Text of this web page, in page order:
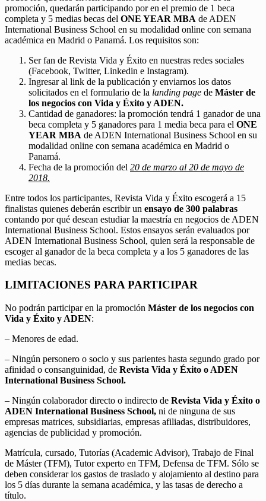
promoción, quedarán participando por en el premio de 1 beca
completa y 5 medias becas del ONE YEAR MBA de ADEN
International Business School en su modalidad online con semana
académica en Madrid o Panamá. Los requisitos son:
Ser fan de Revista Vida y Éxito en nuestras redes sociales
(Facebook, Twitter, Linkedin e Instagram).
Ingresar al link de la publicación y enviarnos los datos
solicitados en el formulario de la landing page de Máster de
los negocios con Vida y Éxito y ADEN.
Cantidad de ganadores: la promoción tendrá 1 ganador de una
beca completa y 5 ganadores para 1 media beca para el ONE
YEAR MBA de ADEN International Business School en su
modalidad online con semana académica en Madrid o
Panamá.
Fecha de la promoción del 20 de marzo al 20 de mayo de
2018.
Entre todos los participantes, Revista Vida y Éxito escogerá a 15
finalistas quienes deberán escribir un ensayo de 300 palabras
contando por qué desean estudiar la maestría en negocios de ADEN
International Business School. Estos ensayos serán evaluados por
ADEN International Business School, quien será la responsable de
escoger al ganador de la beca completa y a los 5 ganadores de las
medias becas.
LIMITACIONES PARA PARTICIPAR
No podrán participar en la promoción Máster de los negocios con
Vida y Éxito y ADEN:
– Menores de edad.
– Ningún personero o socio y sus parientes hasta segundo grado por
afinidad o consanguinidad, de Revista Vida y Éxito o ADEN
International Business School.
– Ningún colaborador directo o indirecto de Revista Vida y Éxito o
ADEN International Business School, ni de ninguna de sus
empresas matrices, subsidiarias, empresas afiliadas, distribuidores,
agencias de publicidad y promoción.
Matrícula, cursado, Tutorías (Academic Advisor), Trabajo de Final
de Máster (TFM), Tutor experto en TFM, Defensa de TFM. Sólo se
deben considerar los gastos de traslado y alojamiento al destino para
los 5 días durante la semana académica, y las tasas de derecho a
título.